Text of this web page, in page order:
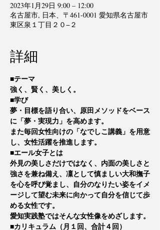
2023年1月29日 9:00 – 12:00
名古屋市, 日本、〒461-0001 愛知県名古屋市
東区泉１丁目２０−２
詳細
■テーマ
強く、賢く、美しく。
■学び
夢・目標を語り合い、原田メソッドをベース
に「夢・実現力」を高めます。
また毎回女性向けの「なでしこ講義」を用意
し、女性活躍を推進します。
■エール女子とは
外見の美しさだけではなく、内面の美しさと
強さを兼ね備え、凜として慎ましい大和撫子
を心を呼び覚まし、自分のなりたい姿をイメ
ージして望む未来に向かって自分を信じて歩
める女性です。
愛知実践塾ではそんな女性像をめざします。
■カリキュラム（月１回、合計４回）